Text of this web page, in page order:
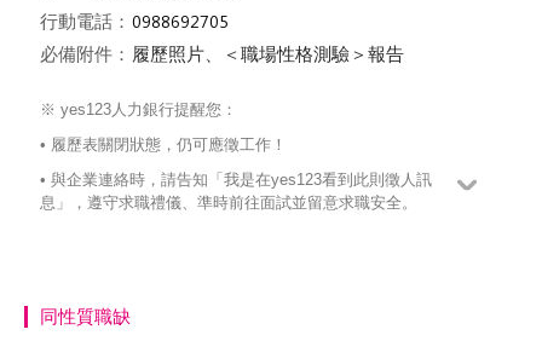
行動電話：
必備附件： 履歷照片、＜職場性格測驗＞報告
※ yes123人力銀行提醒您：
• 履歷表關閉狀態，仍可應徵工作！
• 與企業連絡時，請告知「我是在yes123看到此則徵人訊
息」，遵守求職禮儀、準時前往面試並留意求職安全。
同性質職缺